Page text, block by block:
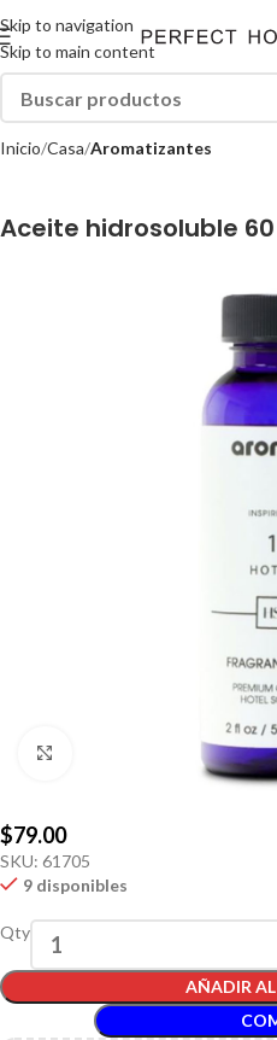
Skip to navigation
Skip to main content
Inicio Casa Aromatizantes
Aceite hidrosoluble
$79.00
SKU: 61705
9 disponibles
Qty
AÑADIR